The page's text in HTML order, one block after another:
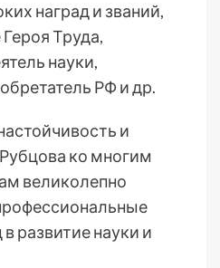
наград и званий,
Труда,
науки,
РФ и др.
и
ко многим
великолепно
развитие науки и